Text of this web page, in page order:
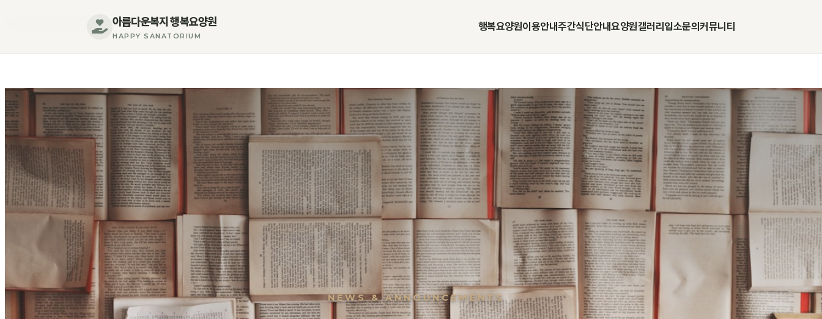
로
너
뛰
기
아름다운복지 행복요양원아름다운복지 행복요양원
HAPPY SANATORIUM
행복요양원이용안내주간식단안내요양원갤러리 입소문의 커뮤니티
NEWS & ANNOUNCEMENTS